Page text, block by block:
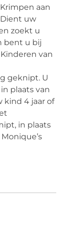
aan
uw
zoekt u
bent u bij
van
geknipt. U
plaats van
kind 4 jaar of
in plaats